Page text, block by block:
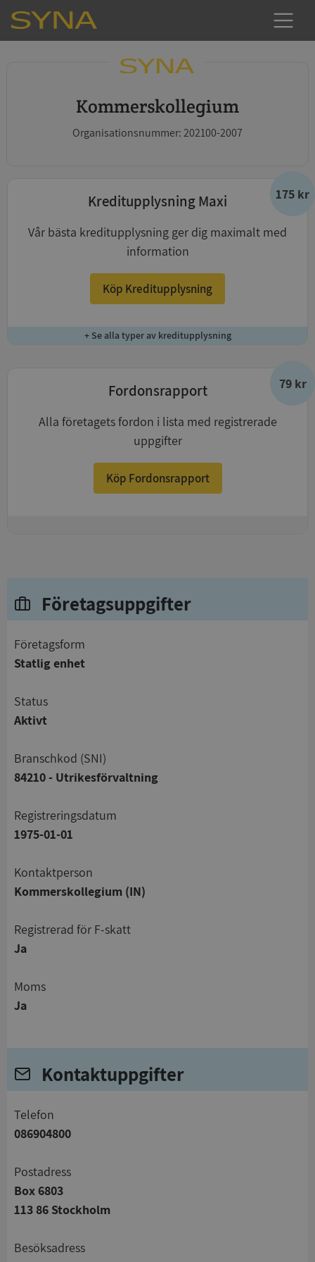
Kommerskollegium
Organisationsnummer: 202100-2007
175 kr
Kreditupplysning Maxi
Vår bästa kreditupplysning ger dig maximalt med
information
Köp Kreditupplysning
+ Se alla typer av kreditupplysning
79 kr
Fordonsrapport
Alla företagets fordon i lista med registrerade
uppgifter
Köp Fordonsrapport
Företagsuppgifter
företagsform
Statlig enhet
status
Aktivt
branschkod (SNI)
84210 - Utrikesförvaltning
registreringsdatum
1975-01-01
Kontaktperson
Kommerskollegium (IN)
registrerad för F-skatt
Ja
Moms
Ja
Kontaktuppgifter
telefon
086904800
Postadress
Box 6803
113 86 Stockholm
Besöksadress